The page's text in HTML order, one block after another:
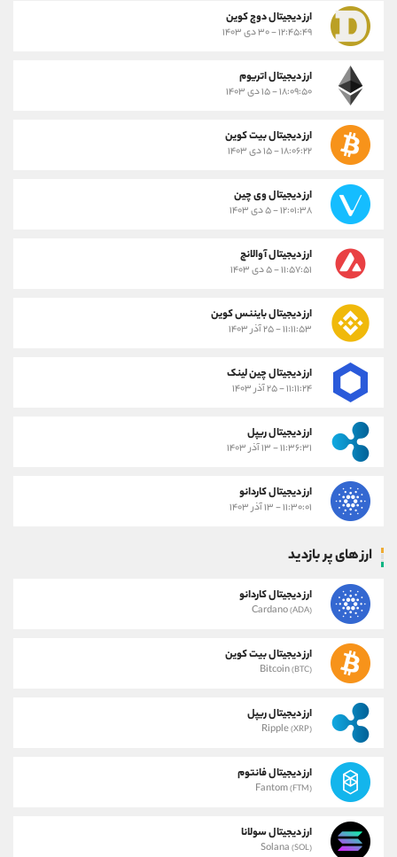
ارز دیجیتال دوج کوین
۱۲:۴۵:۴۹ - ۳۰ دی ۱۴۰۳
ارز دیجیتال اتریوم
۱۸:۰۹:۵۰ - ۱۵ دی ۱۴۰۳
ارز دیجیتال بیت کوین
۱۸:۰۶:۲۲ - ۱۵ دی ۱۴۰۳
ارز دیجیتال وی چین
۱۲:۰۱:۳۸ - ۵ دی ۱۴۰۳
ارز دیجیتال آوالانچ
۱۱:۵۷:۵۱ - ۵ دی ۱۴۰۳
ارز دیجیتال بایننس کوین
۱۱:۱۱:۵۳ - ۲۵ آذر ۱۴۰۳
ارز دیجیتال چین لینک
۱۱:۱۱:۲۴ - ۲۵ آذر ۱۴۰۳
ارز دیجیتال ریپل
۱۱:۳۶:۳۱ - ۱۳ آذر ۱۴۰۳
ارز دیجیتال کاردانو
۱۱:۳۰:۰۱ - ۱۳ آذر ۱۴۰۳
ارز های پر بازدید
ارز دیجیتال کاردانو
Cardano(ADA)
ارز دیجیتال بیت کوین
Bitcoin(BTC)
ارز دیجیتال ریپل
Ripple(XRP)
ارز دیجیتال فانتوم
Fantom(FTM)
ارز دیجیتال سولانا
Solana (SOL)